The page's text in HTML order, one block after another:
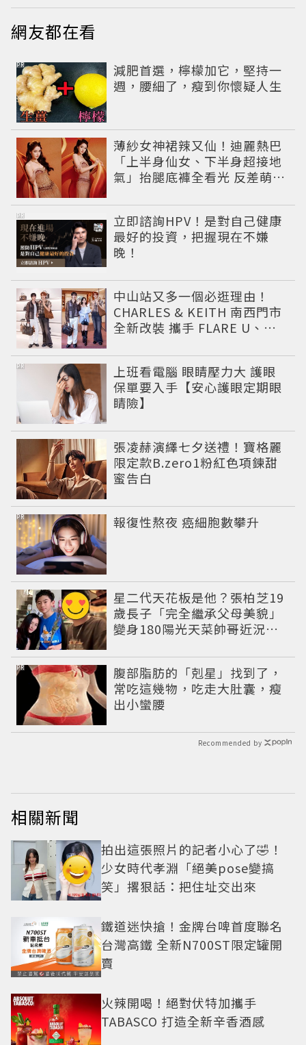
網友都在看
減肥首選，檸檬加它，堅持一
週，腰細了，瘦到你懷疑人生
PR
薄紗女神裙辣又仙！迪麗熱巴
「上半身仙女、下半身超接地
氣」抬腿底褲全看光 反差萌穿
立即諮詢HPV！是對自己健康
最好的投資，把握現在不嫌
晚！
PR
中山站又多一個必逛理由！
CHARLES & KEITH 南西門市
全新改裝 攜手 FLARE U、程
上班看電腦 眼睛壓力大 護眼
保單要入手【安心護眼定期眼
睛險】
PR
張凌赫演繹七夕送禮！寶格麗
限定款B.zero1粉紅色項鍊甜
蜜告白
報復性熬夜 癌細胞數攀升
PR
星二代天花板是他？張柏芝19
歲長子「完全繼承父母美貌」
變身180陽光天菜帥哥近況曝
腹部脂肪的「剋星」找到了，
常吃這幾物，吃走大肚囊，瘦
出小蠻腰
PR
Recommended by
相關新聞
拍出這張照片的記者小心了🤣！
少女時代孝淵「絕美pose變搞
笑」撂狠話：把住址交出來
鐵道迷快搶！金牌台啤首度聯名
台灣高鐵 全新N700ST限定罐開
賣
火辣開喝！絕對伏特加攜手
TABASCO 打造全新辛香酒感